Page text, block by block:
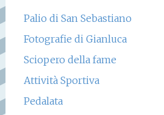
Palio di San Sebastiano
Fotografie di Gianluca
Sciopero della fame
Attività Sportiva
Pedalata